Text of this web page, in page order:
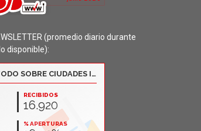
(promedio diario durante
disponible):